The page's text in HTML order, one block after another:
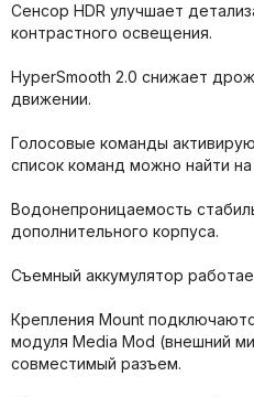
Сенсор HDR улучшает
контрастного освещения.
HyperSmooth 2.0 снижает
движении.
Голосовые команды
список команд можно найти
Водонепроницаемость
дополнительного корпуса.
Съемный аккумулятор
Крепления Mount
модуля Media Mod (внешний
совместимый разъем.